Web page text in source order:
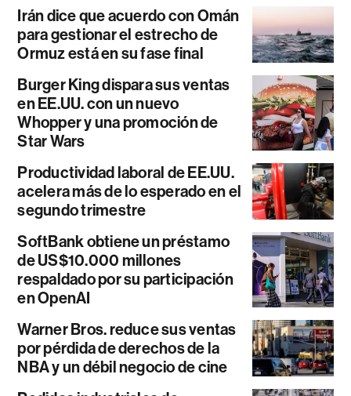
Irán dice que acuerdo con Omán
para gestionar el estrecho de
Ormuz está en su fase final
Burger King dispara sus ventas
en EE.UU. con un nuevo
Whopper y una promoción de
Star Wars
Productividad laboral de EE.UU.
acelera más de lo esperado en el
segundo trimestre
SoftBank obtiene un préstamo
de US$10.000 millones
respaldado por su participación
en OpenAI
Warner Bros. reduce sus ventas
por pérdida de derechos de la
NBA y un débil negocio de cine